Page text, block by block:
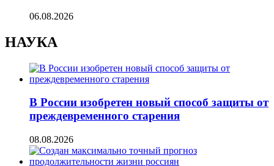
06.08.2026
НАУКА
В России изобретен новый способ защиты от
преждевременного старения
08.08.2026